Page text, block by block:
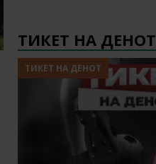
ТИКЕТ НА ДЕНОТ
ТИКЕТ НА ДЕНОТ